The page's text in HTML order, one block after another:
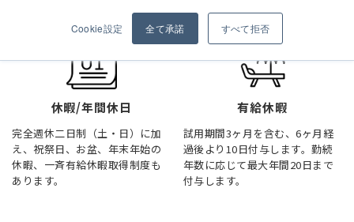
Cookie設定 全て承諾 すべて拒否
休暇/年間休日
完全週休二日制（土・日）に加
え、祝祭日、お盆、年末年始の
休暇、一斉有給休暇取得制度も
あります。
有給休暇
試用期間3ヶ月を含む、6ヶ月経
過後より10日付与します。勤続
年数に応じて最大年間20日まで
付与します。